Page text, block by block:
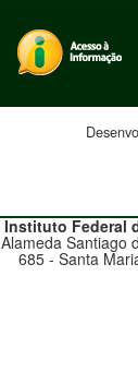
Instituto Federal
Alameda Santiago
685 - Santa